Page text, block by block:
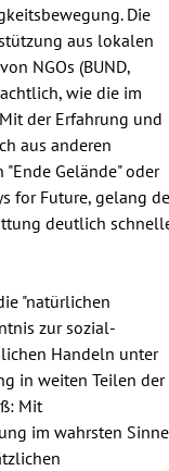
Die
aus lokalen
NGOs (BUND,
wie die im
der Erfahrung und
aus anderen
Gelände" oder
for Future, gelang
deutlich
"natürlichen
zur sozial-
Handeln unter
in weiten Teilen der
Mit
im wahrsten